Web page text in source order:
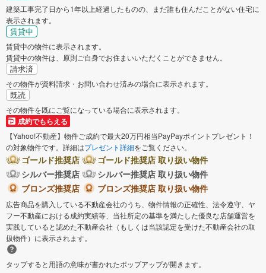
建築工事完了日から1年以上経過したものの、まだ誰も住んだことがない住宅に
表示されます。
賃貸中
賃貸中の物件に表示されます。
賃貸中の物件は、原則ご自身でお住まいいただくことができません。
請求済
その物件が資料請求・お問い合わせ済みの場合に表示されます。
既読
その物件を既にご覧になっている場合に表示されます。
成約でもらえる
【Yahoo!不動産】物件ご成約で最大20万円相当PayPayポイントプレゼント！
の対象物件です。詳細はプレゼント詳細をご覧ください。
ゴールド推奨店
ゴールド推奨店 取り扱い物件
シルバー推奨店
シルバー推奨店 取り扱い物件
ブロンズ推奨店
ブロンズ推奨店 取り扱い物件
広告商品を購入している不動産会社のうち、物件情報の正確性、法令遵守、ヤ
フー不動産における成約実績等、当社所定の基準を満たした優良な店舗運営を
実践していると認めた不動産会社（もしくは当該認定を受けた不動産会社の取
扱物件）に表示されます。
タップすると用語の意味が書かれたポップアップが開きます。